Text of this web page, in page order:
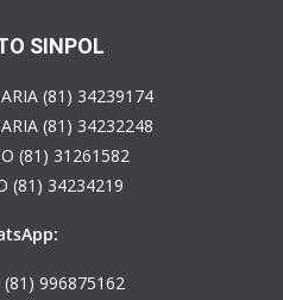
SINPOL
(81) 34239174
(81) 34232248
(81) 31261582
(81) 34234219
(81) 996875162